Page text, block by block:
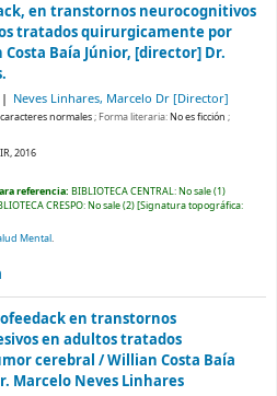
en transtornos neurocognitivos
tratados quirurgicamente por
Baía Júnior, [director] Dr.
Neves Linhares, Marcelo Dr [Director]
caracteres normales; Forma literaria:No es ficción ;
2016
referencia: BIBLIOTECA CENTRAL: No sale(1)
CRESPO: No sale(2) Signatura topográfica:
Mental.
en transtornos
en adultos tratados
cerebral /Willian Costa Baía
Marcelo Neves Linhares